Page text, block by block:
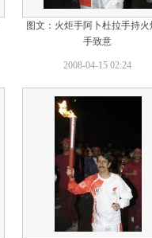
图文：火炬手阿卜杜拉手持火
手致意
2008-04-15 02:24